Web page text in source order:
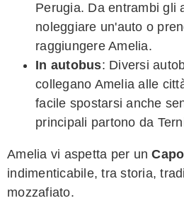
Perugia. Da entrambi gli
noleggiare un'auto o
raggiungere Amelia.
In autobus: Diversi
collegano Amelia alle
facile spostarsi anche
principali partono da
Amelia vi aspetta per un
indimenticabile, tra storia,
mozzafiato.